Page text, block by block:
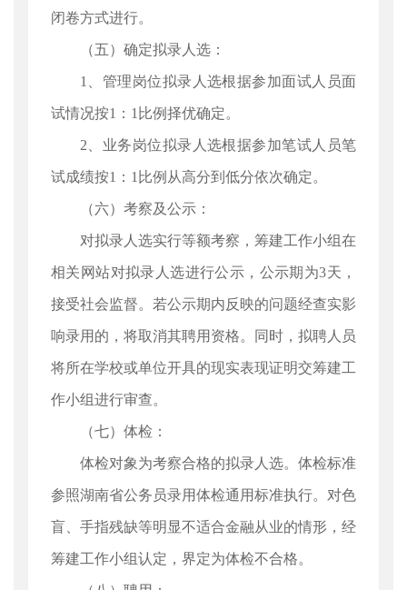
闭卷方式进行。
（五）确定拟录人选：
1、管理岗位拟录人选根据参加面试人员面
试情况按1：1比例择优确定。
2、业务岗位拟录人选根据参加笔试人员笔
试成绩按1：1比例从高分到低分依次确定。
（六）考察及公示：
对拟录人选实行等额考察，筹建工作小组在
相关网站对拟录人选进行公示，公示期为3天，
接受社会监督。若公示期内反映的问题经查实影
响录用的，将取消其聘用资格。同时，拟聘人员
将所在学校或单位开具的现实表现证明交筹建工
作小组进行审查。
（七）体检：
体检对象为考察合格的拟录人选。体检标准
参照湖南省公务员录用体检通用标准执行。对色
盲、手指残缺等明显不适合金融从业的情形，经
筹建工作小组认定，界定为体检不合格。